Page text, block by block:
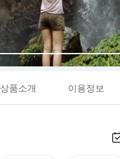
상품소개 이용정보